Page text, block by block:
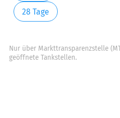
28 Tage
Nur über Markttransparenzstelle
geöffnete Tankstellen.